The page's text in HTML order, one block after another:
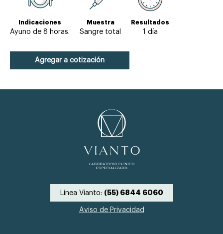
Indicaciones
Ayuno de 8 horas.
Muestra
Sangre total
Resultados
1 día
Agregar a cotización
Línea Vianto: (55) 6844 6060
Aviso de Privacidad